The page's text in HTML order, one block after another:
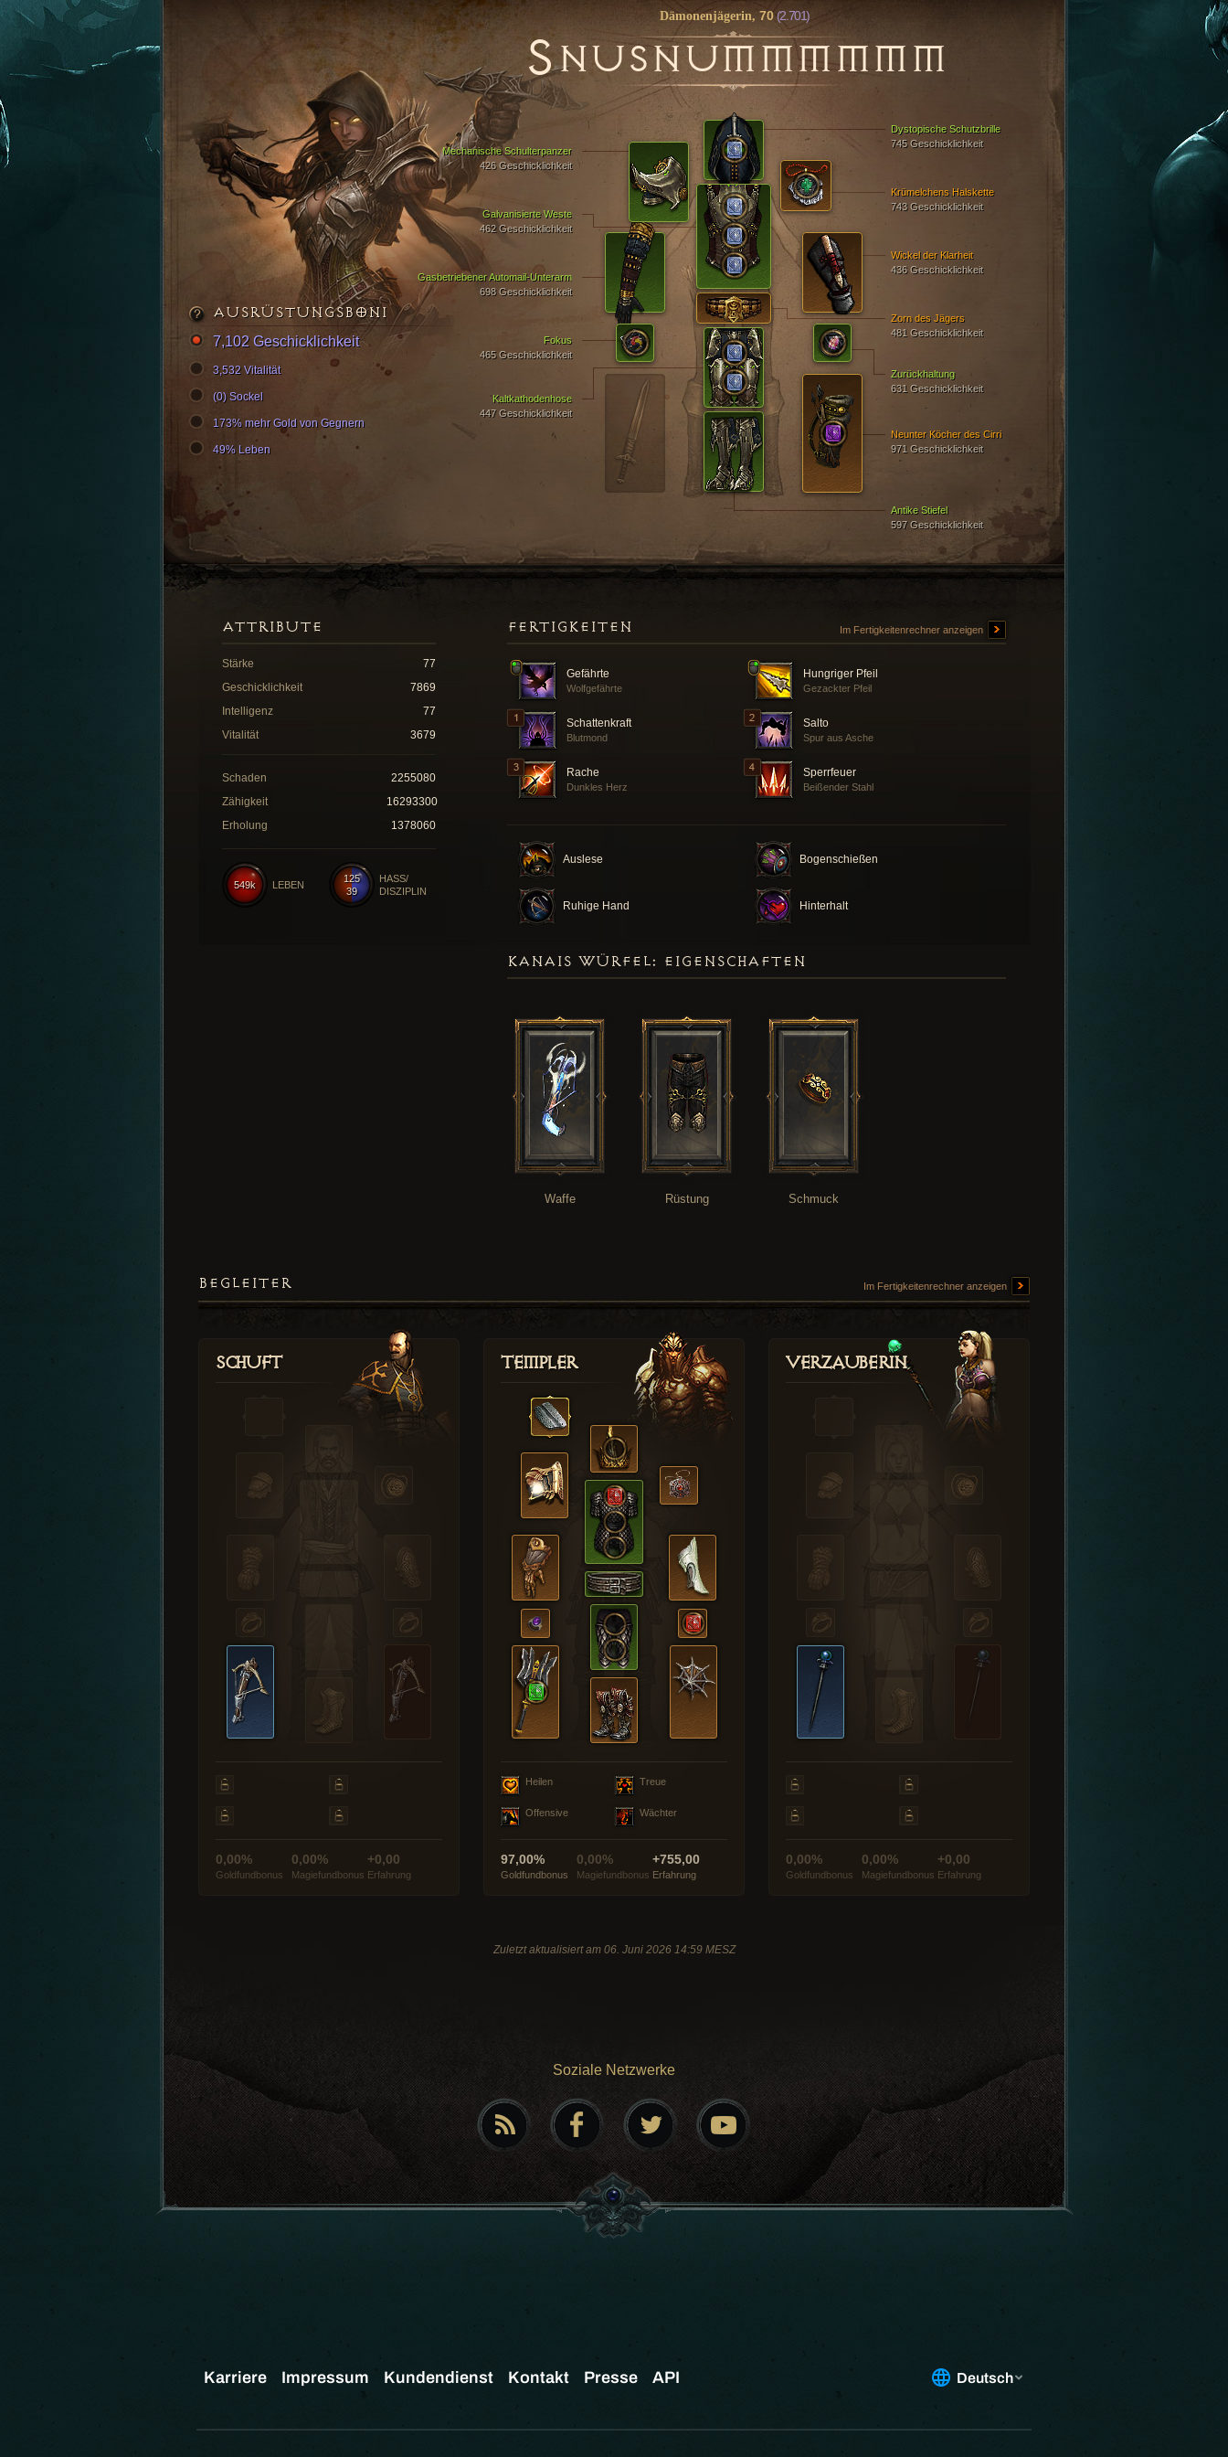
Dämonenjägerin, 70 (2.701)
SNUSNUMMMMMM
Dystopische Schutzbrille
745 Geschicklichkeit
Galvanisierte Weste
462 Geschicklichkeit
Antike Stiefel
597 Geschicklichkeit
Gasbetriebener Automail-Unterarm
698 Geschicklichkeit
Mechanische Schulterpanzer
426 Geschicklichkeit
Kaltkathodenhose
447 Geschicklichkeit
Wickel der Klarheit
436 Geschicklichkeit
Neunter Köcher des Cirri
971 Geschicklichkeit
Zorn des Jägers
481 Geschicklichkeit
Zurückhaltung
631 Geschicklichkeit
Fokus
465 Geschicklichkeit
Krümelchens Halskette
743 Geschicklichkeit
AUSRÜSTUNGSBONI
7,102 Geschicklichkeit
3,532 Vitalität
(0) Sockel
173% mehr Gold von Gegnern
49% Leben
FERTIGKEITEN Im Fertigkeitenrechner anzeigen
Gefährte
Wolfgefährte
Hungriger Pfeil
Gezackter Pfeil
Schattenkraft
Blutmond
Salto
Spur aus Asche
Rache
Dunkles Herz
Sperrfeuer
Beißender Stahl
Auslese Bogenschießen
Ruhige Hand Hinterhalt
ATTRIBUTE
Stärke
77
Geschicklichkeit
7869
Intelligenz
77
Vitalität
3679
Schaden
2255080
Zähigkeit
16293300
Erholung
1378060
125
39
HASS/
DISZIPLIN
549k LEBEN
KANAIS WÜRFEL: EIGENSCHAFTEN
Waffe Rüstung Schmuck
BEGLEITER Im Fertigkeitenrechner anzeigen
Schuft
0,00%
Goldfundbonus
0,00%
Magiefundbonus
+0,00
Erfahrung
Templer
Heilen Treue
Offensive Wächter
97,00%
Goldfundbonus
0,00%
Magiefundbonus
+755,00
Erfahrung
Verzauberin
0,00%
Goldfundbonus
0,00%
Magiefundbonus
+0,00
Erfahrung
Zuletzt aktualisiert am 06. Juni 2026 14:59 MESZ
Soziale Netzwerke